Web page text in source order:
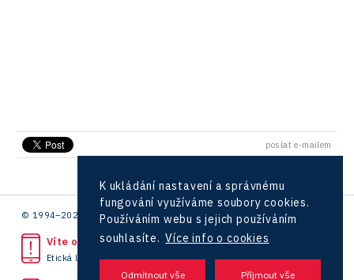
poslat e-mailem
© 1994–2026 CzechInvest | .
Víte o protiprávním jednání?
Etická linka
K ukládání nastavení a správnému
fungování využíváme soubory cookies.
Používáním webu s jejich používáním
souhlasíte. Více info o cookies